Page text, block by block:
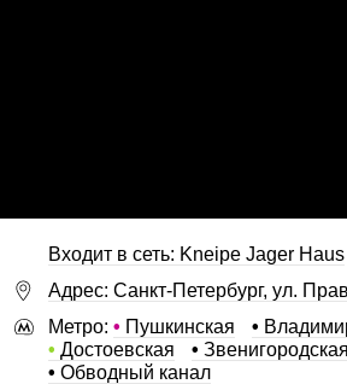
Входит в сеть: Kneipe Jager Haus
Адрес: Санкт-Петербург, ул.
Метро: • Пушкинская •
• Достоевская • Звенигородская
• Обводный канал